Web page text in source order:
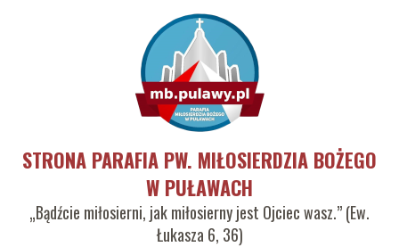
STRONA PARAFIA PW. MIŁOSIERDZIA BOŻEGO
W PUŁAWACH
„Bądźcie miłosierni, jak miłosierny jest Ojciec wasz.” (Ew.
Łukasza 6, 36)